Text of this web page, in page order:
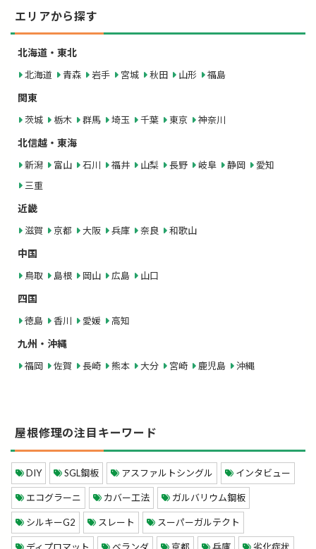
エリアから探す
北海道・東北
北海道 青森 岩手 宮城 秋田 山形 福島
関東
茨城 栃木 群馬 埼玉 千葉 東京 神奈川
北信越・東海
新潟 富山 石川 福井 山梨 長野 岐阜 静岡
愛知
三重
近畿
滋賀 京都 大阪 兵庫 奈良 和歌山
中国
鳥取 島根 岡山 広島 山口
四国
徳島 香川 愛媛 高知
九州・沖縄
福岡 佐賀 長崎 熊本 大分 宮崎 鹿児島 沖縄
屋根修理の注目キーワード
DIY SGL鋼板 アスファルトシングル インタビュー
エコグラーニ カバー工法 ガルバリウム鋼板
シルキーG2 スレート スーパーガルテクト
ディプロマット ベランダ 京都 兵庫 劣化症状